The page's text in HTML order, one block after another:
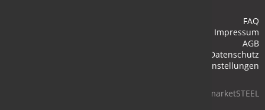
FAQ
Impressum
AGB
Datenschutz
Cookie-Einstellungen
© 2026 marketSTEEL